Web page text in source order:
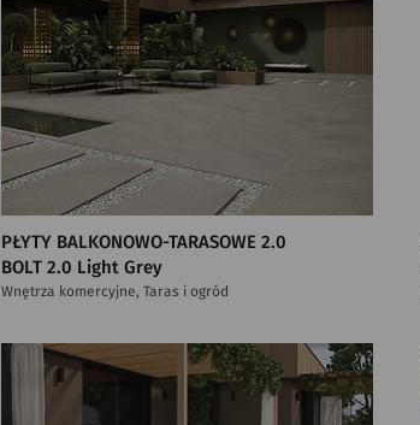
PŁYTY BALKONOWO-TARASOWE 2.0
BOLT 2.0 Light Grey
Wnętrza komercyjne, Taras i ogród